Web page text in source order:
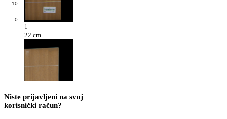
0
10
1
22 cm
Niste prijavljeni na svoj
korisnički račun?